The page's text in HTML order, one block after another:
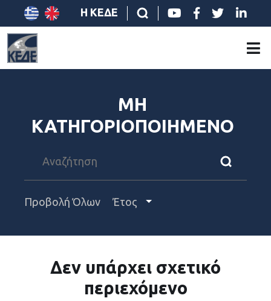
Η ΚΕΔΕ
ΜΗ
ΚΑΤΗΓΟΡΙΟΠΟΙΗΜΕΝΟ
Προβολή Όλων Έτος
Δεν υπάρχει σχετικό
περιεχόμενο